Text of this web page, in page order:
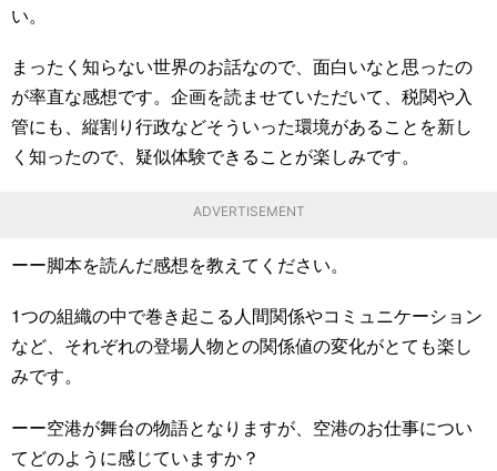
い。
まったく知らない世界のお話なので、面白いなと思ったの
が率直な感想です。企画を読ませていただいて、税関や入
管にも、縦割り行政などそういった環境があることを新し
く知ったので、疑似体験できることが楽しみです。
ADVERTISEMENT
ーー脚本を読んだ感想を教えてください。
1つの組織の中で巻き起こる人間関係やコミュニケーション
など、それぞれの登場人物との関係値の変化がとても楽し
みです。
ーー空港が舞台の物語となりますが、空港のお仕事につい
てどのように感じていますか？